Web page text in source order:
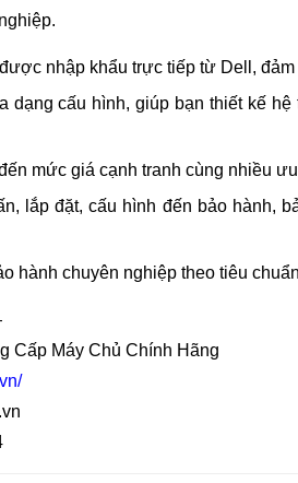
nhập khẩu trực tiếp từ Dell,
dạng cấu hình, giúp bạn thiết kế
mức giá cạnh tranh cùng nhiều
lắp đặt, cấu hình đến bảo hành,
hành chuyên nghiệp theo tiêu
Cấp Máy Chủ Chính Hãng